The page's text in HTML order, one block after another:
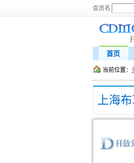
会员名
首页
当前位置：
上海